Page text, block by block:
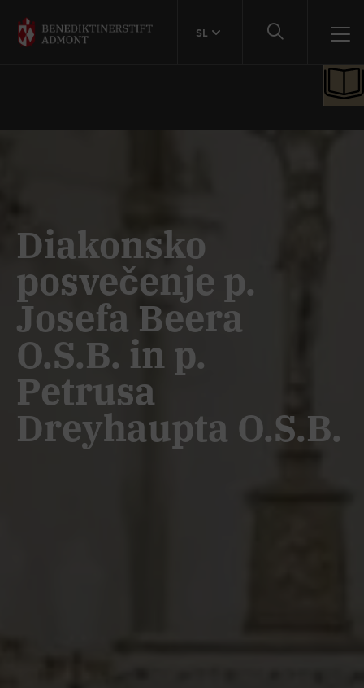
SL
Diakonsko
posvečenje p.
Josefa Beera
O.S.B. in p.
Petrusa
Dreyhaupta O.S.B.